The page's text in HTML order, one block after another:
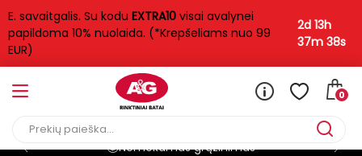
E. savaitgalis. Su kodu EXTRA10 visai avalynei
papildoma 10% nuolaida. (*Krepšeliams nuo 99
EUR)
2d 13h
37m 38s
0
Nemokamas grąžinimas